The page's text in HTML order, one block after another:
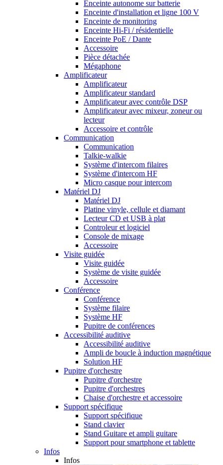
Enceinte autonome sur batterie
Enceinte d'installation et ligne 100 V
Enceinte de monitoring
Enceinte Hi-Fi / résidentielle
Enceinte PoE / Dante
Accessoire
Pièce détachée
Mégaphone
Amplificateur
Amplificateur
Amplificateur standard
Amplificateur avec contrôle DSP
Amplificateur avec mixeur, zoneur ou
lecteur
Accessoire et contrôle
Communication
Communication
Talkie-walkie
Système d'intercom filaires
Système d'intercom HF
Micro casque pour intercom
Matériel DJ
Matériel DJ
Platine vinyle, cellule et diamant
Lecteur CD et USB à plat
Controleur et logiciel
Console de mixage
Accessoire
Visite guidée
Visite guidée
Système de visite guidée
Accessoire
Conférence
Conférence
Système filaire
Système HF
Pupitre de conférences
Accessibilité auditive
Accessibilité auditive
Ampli de boucle à induction magnétique
Solution HF
Pupitre d'orchestre
Pupitre d'orchestre
Pupitre d'orchestres
Chaise d'orchestre et accessoire
Support spécifique
Support spécifique
Stand clavier
Stand Guitare et ampli guitare
Support pour smartphone et tablette
Infos
Infos